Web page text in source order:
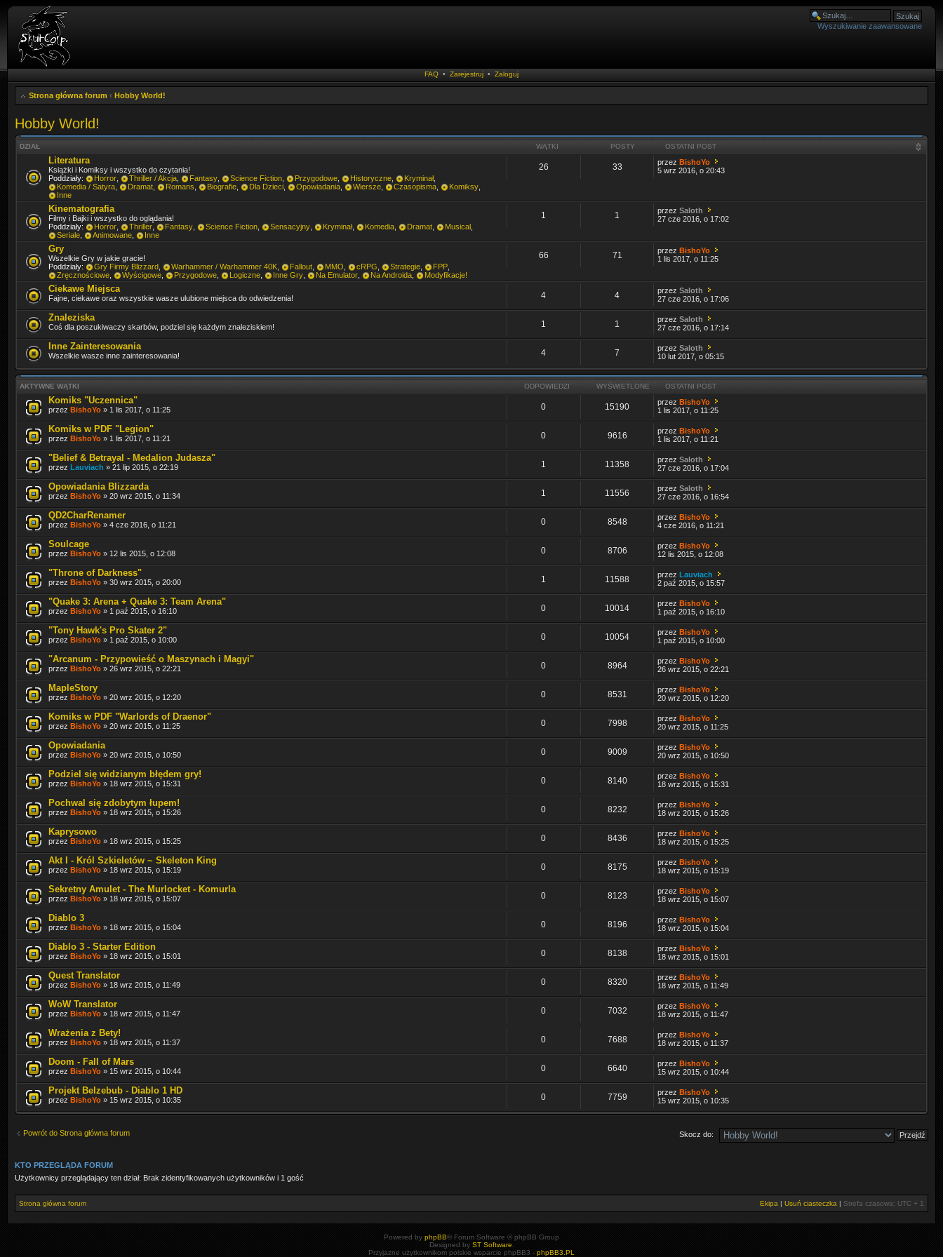
Wyszukiwanie zaawansowane
FAQ • Zarejestruj • Zaloguj
Strona główna forum ‹ Hobby World!
Hobby World!
DZIAŁ WĄTKI POSTY OSTATNI POST
Literatura
Książki i Komiksy i wszystko do czytania!
Poddziały:
Horror Thriller / Akcja Fantasy Science Fiction Przygodowe Historyczne Kryminał,
Komedia / Satyra
Dramat Romans Biografie Dla Dzieci Opowiadania Wiersze Czasopisma Komiksy
Inne
26 33 przezBishoYo
5 wrz 2016, o 20:43
Kinematografia
Filmy i Bajki i wszystko do oglądania!
Poddziały:
Horror Thriller Fantasy Science Fiction Sensacyjny Kryminał, Komedia Dramat Musical
Seriale
Animowane Inne
1 1 przezSaloth
27 cze 2016, o 17:02
Gry
Wszelkie Gry w jakie gracie!
Poddziały:
Gry Firmy Blizzard Warhammer / Warhammer 40K Fallout MMO cRPG Strategie FPP
Zręcznościowe
Wyścigowe Przygodowe Logiczne Inne Gry Na Emulator Na Androida Modyfikacje!
66 71 przezBishoYo
1 lis 2017, o 11:25
Ciekawe Miejsca
Fajne, ciekawe oraz wszystkie wasze ulubione miejsca do odwiedzenia! 4 4 przezSaloth
27 cze 2016, o 17:06
Znaleziska
Coś dla poszukiwaczy skarbów, podziel się każdym znaleziskiem! 1 1 przezSaloth
27 cze 2016, o 17:14
Inne Zainteresowania
Wszelkie wasze inne zainteresowania! 4 7 przezSaloth
10 lut 2017, o 05:15
AKTYWNE WĄTKI ODPOWIEDZI WYŚWIETLONE OSTATNI POST
Komiks "Uczennica"
przez BishoYo » 1 lis 2017, o 11:25 0 15190 przezBishoYo
1 lis 2017, o 11:25
Komiks w PDF "Legion"
przez BishoYo » 1 lis 2017, o 11:21 0 9616 przezBishoYo
1 lis 2017, o 11:21
"Belief & Betrayal - Medalion Judasza"
przez Lauviach » 21 lip 2015, o 22:19 1 11358 przezSaloth
27 cze 2016, o 17:04
Opowiadania Blizzarda
przez BishoYo » 20 wrz 2015, o 11:34 1 11556 przezSaloth
27 cze 2016, o 16:54
QD2CharRenamer
przez BishoYo » 4 cze 2016, o 11:21 0 8548 przezBishoYo
4 cze 2016, o 11:21
Soulcage
przez BishoYo » 12 lis 2015, o 12:08 0 8706 przezBishoYo
12 lis 2015, o 12:08
"Throne of Darkness"
przez BishoYo » 30 wrz 2015, o 20:00 1 11588 przezLauviach
2 paź 2015, o 15:57
"Quake 3: Arena + Quake 3: Team Arena"
przez BishoYo » 1 paź 2015, o 16:10 0 10014 przezBishoYo
1 paź 2015, o 16:10
"Tony Hawk's Pro Skater 2"
przez BishoYo » 1 paź 2015, o 10:00 0 10054 przezBishoYo
1 paź 2015, o 10:00
"Arcanum - Przypowieść o Maszynach i Magyi"
przez BishoYo » 26 wrz 2015, o 22:21 0 8964 przezBishoYo
26 wrz 2015, o 22:21
MapleStory
przez BishoYo » 20 wrz 2015, o 12:20 0 8531 przezBishoYo
20 wrz 2015, o 12:20
Komiks w PDF "Warlords of Draenor"
przez BishoYo » 20 wrz 2015, o 11:25 0 7998 przezBishoYo
20 wrz 2015, o 11:25
Opowiadania
przez BishoYo » 20 wrz 2015, o 10:50 0 9009 przezBishoYo
20 wrz 2015, o 10:50
Podziel się widzianym błędem gry!
przez BishoYo » 18 wrz 2015, o 15:31 0 8140 przezBishoYo
18 wrz 2015, o 15:31
Pochwal się zdobytym łupem!
przez BishoYo » 18 wrz 2015, o 15:26 0 8232 przezBishoYo
18 wrz 2015, o 15:26
Kaprysowo
przez BishoYo » 18 wrz 2015, o 15:25 0 8436 przezBishoYo
18 wrz 2015, o 15:25
Akt I - Król Szkieletów ~ Skeleton King
przez BishoYo » 18 wrz 2015, o 15:19 0 8175 przezBishoYo
18 wrz 2015, o 15:19
Sekretny Amulet - The Murlocket - Komurla
przez BishoYo » 18 wrz 2015, o 15:07 0 8123 przezBishoYo
18 wrz 2015, o 15:07
Diablo 3
przez BishoYo » 18 wrz 2015, o 15:04 0 8196 przezBishoYo
18 wrz 2015, o 15:04
Diablo 3 - Starter Edition
przez BishoYo » 18 wrz 2015, o 15:01 0 8138 przezBishoYo
18 wrz 2015, o 15:01
Quest Translator
przez BishoYo » 18 wrz 2015, o 11:49 0 8320 przezBishoYo
18 wrz 2015, o 11:49
WoW Translator
przez BishoYo » 18 wrz 2015, o 11:47 0 7032 przezBishoYo
18 wrz 2015, o 11:47
Wrażenia z Bety!
przez BishoYo » 18 wrz 2015, o 11:37 0 7688 przezBishoYo
18 wrz 2015, o 11:37
Doom - Fall of Mars
przez BishoYo » 15 wrz 2015, o 10:44 0 6640 przezBishoYo
15 wrz 2015, o 10:44
Projekt Belzebub - Diablo 1 HD
przez BishoYo » 15 wrz 2015, o 10:35 0 7759 przezBishoYo
15 wrz 2015, o 10:35
Powrót do Strona główna forum Skocz do:
KTO PRZEGLĄDA FORUM
Użytkownicy przeglądający ten dział: Brak zidentyfikowanych użytkowników i 1 gość
Strona główna forum Ekipa | Usuń ciasteczka | Strefa czasowa: UTC + 1
Powered by phpBB® Forum Software © phpBB Group
Designed by ST Software
Przyjazne użytkownikom polskie wsparcie phpBB3 - phpBB3.PL